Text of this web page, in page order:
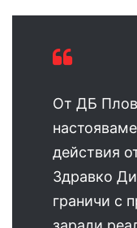
От ДБ
действия
Здравко
граничи с